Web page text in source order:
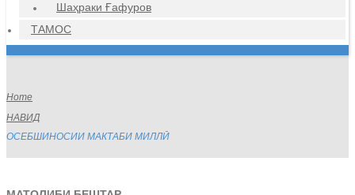
Шаҳраки Ғафуров
ТАМОС
Home
НАВИД
ОСЕБШИНОСИИ МАКТАБИ МИЛЛӢ